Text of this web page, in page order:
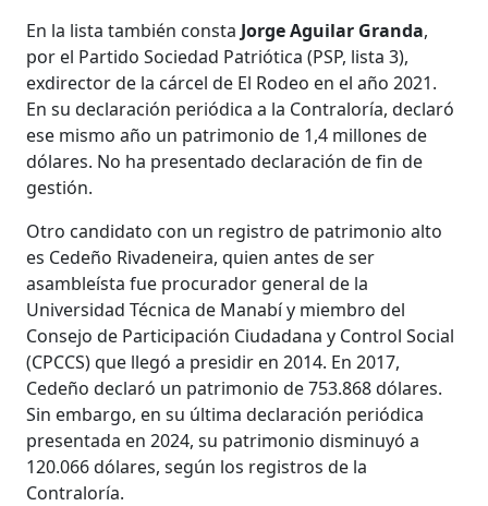
En la lista también consta Jorge Aguilar Granda,
por el Partido Sociedad Patriótica (PSP, lista 3),
exdirector de la cárcel de El Rodeo en el año 2021.
En su declaración periódica a la Contraloría, declaró
ese mismo año un patrimonio de 1,4 millones de
dólares. No ha presentado declaración de fin de
gestión.
Otro candidato con un registro de patrimonio alto
es Cedeño Rivadeneira, quien antes de ser
asambleísta fue procurador general de la
Universidad Técnica de Manabí y miembro del
Consejo de Participación Ciudadana y Control Social
(CPCCS) que llegó a presidir en 2014. En 2017,
Cedeño declaró un patrimonio de 753.868 dólares.
Sin embargo, en su última declaración periódica
presentada en 2024, su patrimonio disminuyó a
120.066 dólares, según los registros de la
Contraloría.